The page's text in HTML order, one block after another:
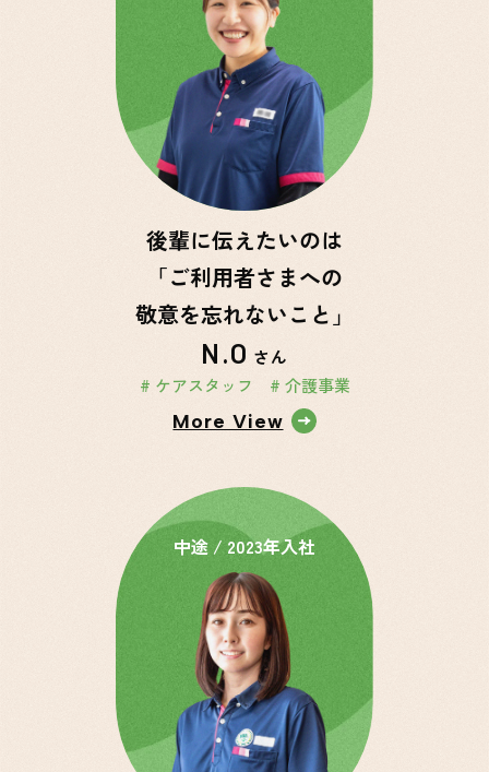
後輩に伝えたいのは
「ご利用者さまへの
敬意を忘れないこと」
N.O さん
# ケアスタッフ
# 介護事業
More View
中途 / 2023年入社